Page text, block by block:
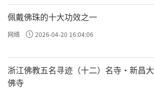
佩戴佛珠的十大功效之一
网络 2026-04-20 16:04:06
浙江佛教五名寻迹（十二）名寺·新昌大
佛寺